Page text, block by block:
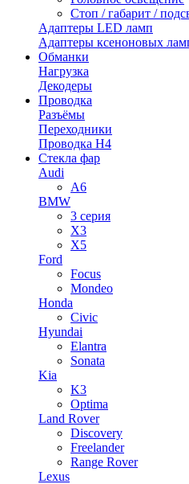
Стоп / габарит /
Адаптеры LED ламп
Адаптеры ксеноновых
Обманки
Нагрузка
Декодеры
Проводка
Разъёмы
Переходники
Проводка H4
Стекла фар
Audi
A6
BMW
3 серия
X3
X5
Ford
Focus
Mondeo
Honda
Civic
Hyundai
Elantra
Sonata
Kia
K3
Optima
Land Rover
Discovery
Freelander
Range Rover
Lexus